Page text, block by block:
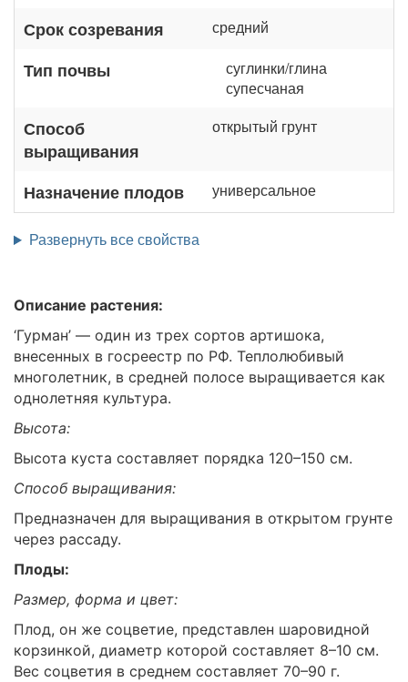
Срок созревания средний
Тип почвы
суглинки/глина
супесчаная
Способ
выращивания
открытый грунт
Назначение плодов универсальное
Развернуть все свойства
Описание растения:
‘Гурман’ — один из трех сортов артишока,
внесенных в госреестр по РФ. Теплолюбивый
многолетник, в средней полосе выращивается как
однолетняя культура.
Высота:
Высота куста составляет порядка 120–150 см.
Способ выращивания:
Предназначен для выращивания в открытом грунте
через рассаду.
Плоды:
Размер, форма и цвет:
Плод, он же соцветие, представлен шаровидной
корзинкой, диаметр которой составляет 8–10 см.
Вес соцветия в среднем составляет 70–90 г.